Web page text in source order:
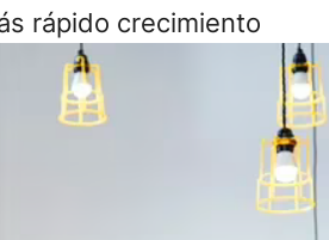
rápido crecimiento